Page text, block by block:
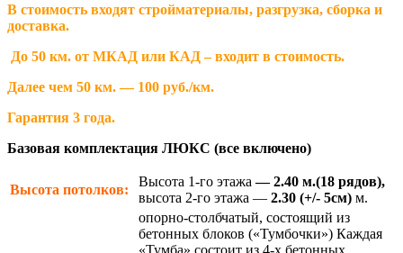
В стоимость входят стройматериалы, разгрузка, сборка и
доставка.
До 50 км. от МКАД или КАД – входит в стоимость.
Далее чем 50 км. — 100 руб./км.
Гарантия 3 года.
Базовая комплектация ЛЮКС (все включено)
Высота потолков:
Высота 1-го этажа— 2.40 м.(18 рядов),
высота 2-го этажа — 2.30 (+/- 5см) м.
опорно-столбчатый, состоящий из
бетонных блоков («Тумбочки») Каждая
«Тумба» состоит из 4-х бетонных